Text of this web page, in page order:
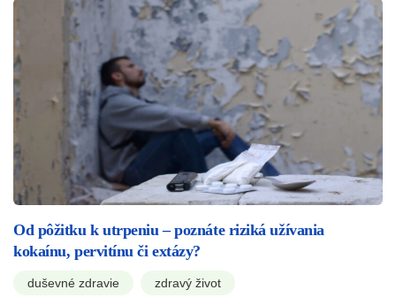
Od pôžitku k utrpeniu – poznáte riziká užívania
kokaínu, pervitínu či extázy?
duševné zdravie zdravý život